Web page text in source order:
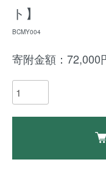
ト】
BCMY004
寄附金額：72,000